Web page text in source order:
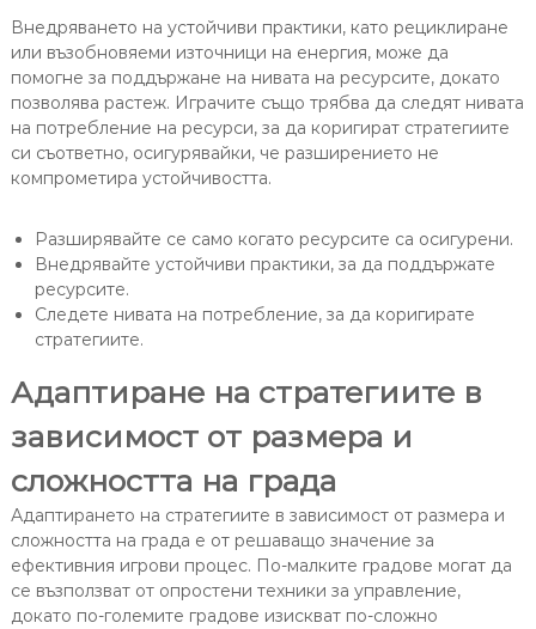
Внедряването на устойчиви практики, като рециклиране
или възобновяеми източници на енергия, може да
помогне за поддържане на нивата на ресурсите, докато
позволява растеж. Играчите също трябва да следят нивата
на потребление на ресурси, за да коригират стратегиите
си съответно, осигурявайки, че разширението не
компрометира устойчивостта.
Разширявайте се само когато ресурсите са осигурени.
Внедрявайте устойчиви практики, за да поддържате
ресурсите.
Следете нивата на потребление, за да коригирате
стратегиите.
Адаптиране на стратегиите в
зависимост от размера и
сложността на града
Адаптирането на стратегиите в зависимост от размера и
сложността на града е от решаващо значение за
ефективния игрови процес. По-малките градове могат да
се възползват от опростени техники за управление,
докато по-големите градове изискват по-сложно